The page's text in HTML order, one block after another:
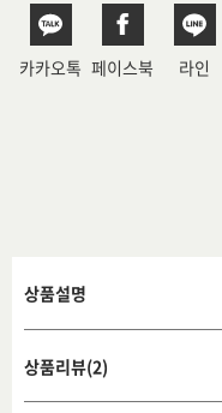
카카오톡 페이스북 라인
상품설명
상품리뷰(2)